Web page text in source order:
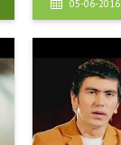
05-06-2016